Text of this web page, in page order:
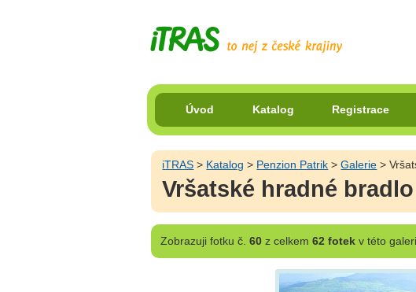
Úvod Katalog Registrace
iTRAS > Katalog > Penzion Patrik >Galerie >
Vršatské hradné
Zobrazujifotku č. 60z celkem 62 fotekv této